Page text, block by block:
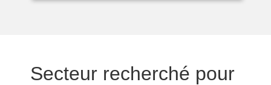
Secteur recherché pour